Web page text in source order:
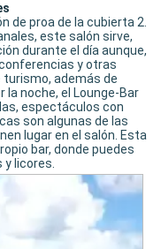
de proa de la cubierta 2.
este salón sirve,
durante el día aunque,
y otras
además de
noche, el Lounge-Bar
espectáculos con
son algunas de las
lugar en el salón. Esta
bar, donde puedes
y licores.